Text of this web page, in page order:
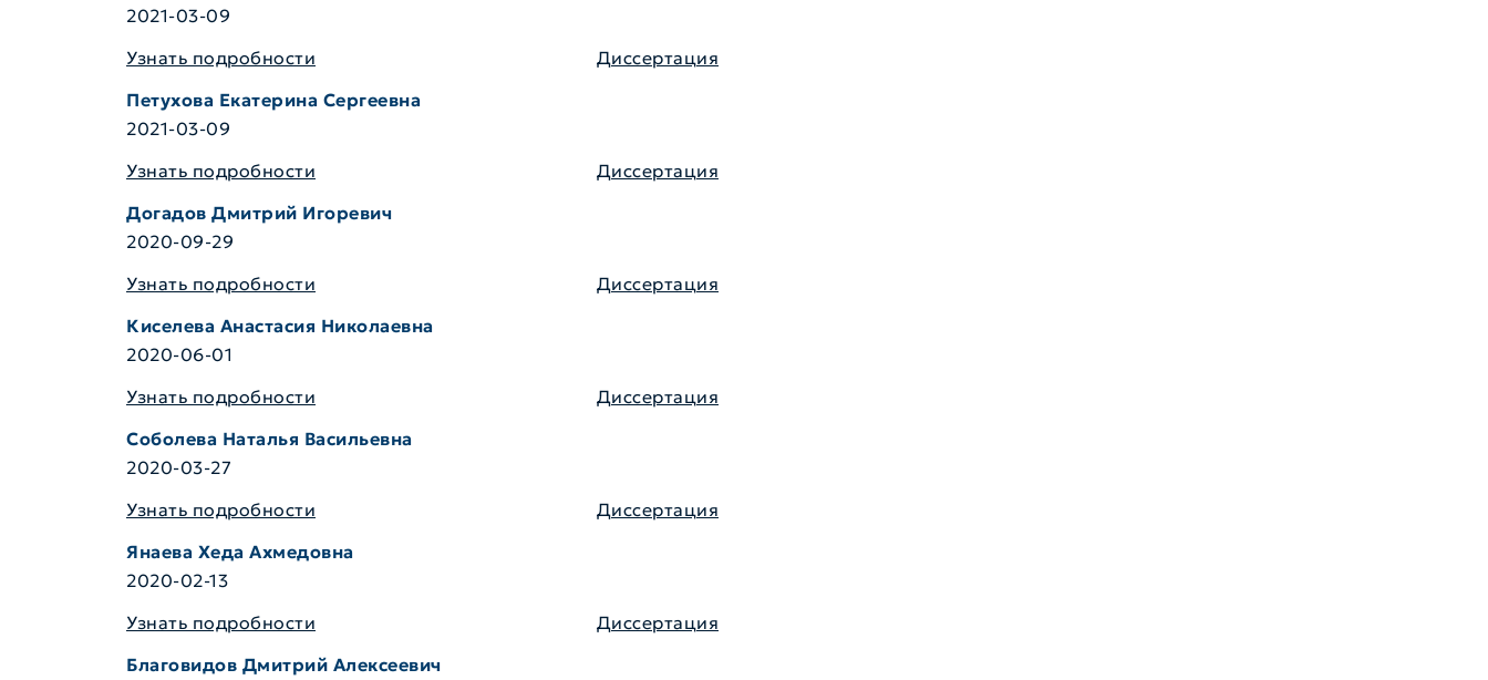
2021-03-09
Узнать подробности
Диссертация
Петухова Екатерина Сергеевна
2021-03-09
Узнать подробности
Диссертация
Догадов Дмитрий Игоревич
2020-09-29
Узнать подробности
Диссертация
Киселева Анастасия Николаевна
2020-06-01
Узнать подробности
Диссертация
Соболева Наталья Васильевна
2020-03-27
Узнать подробности
Диссертация
Янаева Хеда Ахмедовна
2020-02-13
Узнать подробности
Диссертация
Благовидов Дмитрий Алексеевич